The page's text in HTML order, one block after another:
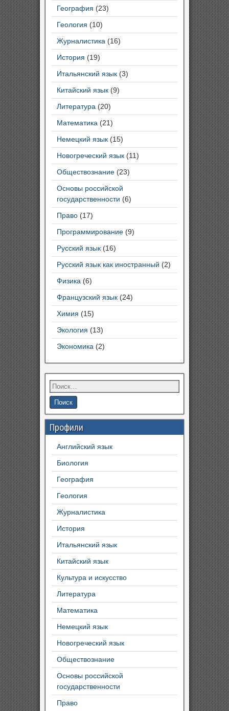
География (23)
Геология (10)
Журналистика (16)
История (19)
Итальянский язык (3)
Китайский язык (9)
Литература (20)
Математика (21)
Немецкий язык (15)
Новогреческий язык (11)
Обществознание (23)
Основы российской
государственности (6)
Право (17)
Программирование (9)
Русский язык (16)
Русский язык как иностранный (2)
Физика (6)
Французский язык (24)
Химия (15)
Экология (13)
Экономика (2)
Профили
Английский язык
Биология
География
Геология
Журналистика
История
Итальянский язык
Китайский язык
Культура и искусство
Литература
Математика
Немецкий язык
Новогреческий язык
Обществознание
Основы российской
государственности
Право